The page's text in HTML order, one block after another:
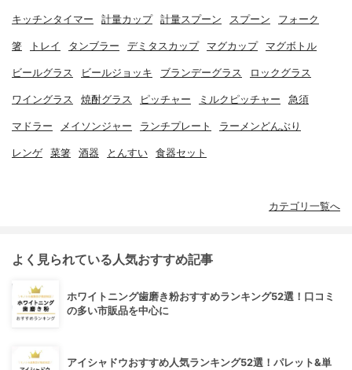
キッチンタイマー 計量カップ 計量スプーン スプーン フォーク
箸 トレイ タンブラー デミタスカップ マグカップ マグボトル
ビールグラス ビールジョッキ ブランデーグラス ロックグラス
ワイングラス 焼酎グラス ピッチャー ミルクピッチャー 急須
マドラー メイソンジャー ランチプレート ラーメンどんぶり
レンゲ 菜箸 酒器 とんすい 食器セット
カテゴリ一覧へ
よく見られている人気おすすめ記事
ホワイトニング歯磨き粉おすすめランキング52選！口コミ
の多い市販品を中心に
アイシャドウおすすめ人気ランキング52選！パレット&単